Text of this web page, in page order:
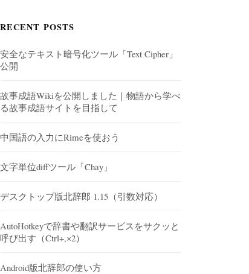
RECENT POSTS
安全なテキスト暗号化ツール「Text Cipher」
公開
故事成語Wikiを公開しました｜物語から学べ
る故事成語サイトを目指して
中国語の入力にRimeを使おう
文字単位diffツール「Chay」
デスクトップ版北辞郎 1.15（引数対応）
AutoHotkeyで辞書や翻訳サービスをサクッと
呼び出す（Ctrl+,×2）
Android版北辞郎の使い方